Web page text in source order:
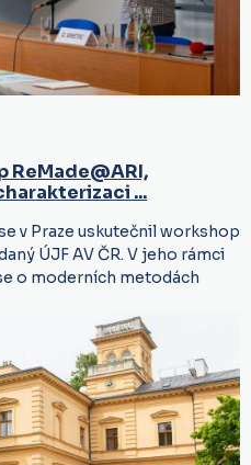
ReMade@ARI,
...
v Praze uskutečnil workshop
ÚJF AV ČR. V jeho rámci
o moderních metodách